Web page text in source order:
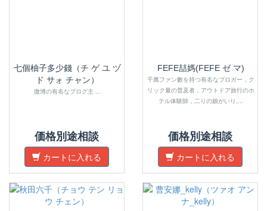
七個柚子多少錢（チ ゲ ユ ヅ
ド サォ チャン）
微博の有名なブログ主 ...
価格別途相談
カートに入れる
FEFE喆媽(FEFE ゼ マ)
千萬ファン數を持つ有名なブロガー，ク
リック量の普及者，アウトドア旅行のホ
テル体験師，二りの娘がいり,...
価格別途相談
カートに入れる